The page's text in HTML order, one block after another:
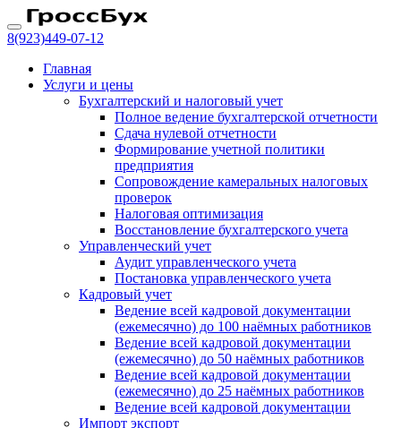
8(923)449-07-12
Главная
Услуги и цены
Бухгалтерский и налоговый учет
Полное ведение бухгалтерской отчетности
Сдача нулевой отчетности
Формирование учетной политики
предприятия
Сопровождение камеральных налоговых
проверок
Налоговая оптимизация
Восстановление бухгалтерского учета
Управленческий учет
Аудит управленческого учета
Постановка управленческого учета
Кадровый учет
Ведение всей кадровой документации
(ежемесячно) до 100 наёмных работников
Ведение всей кадровой документации
(ежемесячно) до 50 наёмных работников
Ведение всей кадровой документации
(ежемесячно) до 25 наёмных работников
Ведение всей кадровой документации
Импорт экспорт